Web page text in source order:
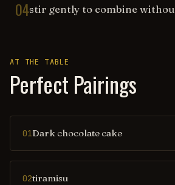
04stir gently to combine
AT THE TABLE
Perfect Pairings
01Dark chocolate cake
02tiramisu